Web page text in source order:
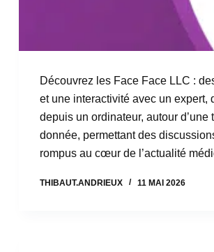
Découvrez les Face Face LLC :
et une interactivité avec un expert,
depuis un ordinateur, autour d’une
donnée, permettant des
rompus au cœur de l’actualité
THIBAUT.ANDRIEUX 11 MAI 2026